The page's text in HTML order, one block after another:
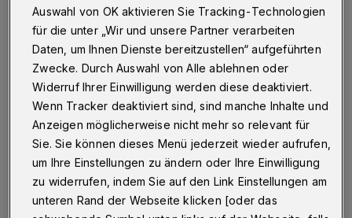
D en Rahmen bildet das Projekt
"Logistische Optimierung der City-
Belieferung mit Lastenrädern" (LOOP).
Auswahl von OK aktivieren Sie Tracking-Technologien
für die unter „Wir und unsere Partner verarbeiten
Daten, um Ihnen Dienste bereitzustellen“ aufgeführten
Zwecke. Durch Auswahl von Alle ablehnen oder
Widerruf Ihrer Einwilligung werden diese deaktiviert.
Wenn Tracker deaktiviert sind, sind manche Inhalte und
Anzeigen möglicherweise nicht mehr so relevant für
Sie. Sie können dieses Menü jederzeit wieder aufrufen,
um Ihre Einstellungen zu ändern oder Ihre Einwilligung
zu widerrufen, indem Sie auf den Link Einstellungen am
unteren Rand der Webseite klicken [oder das